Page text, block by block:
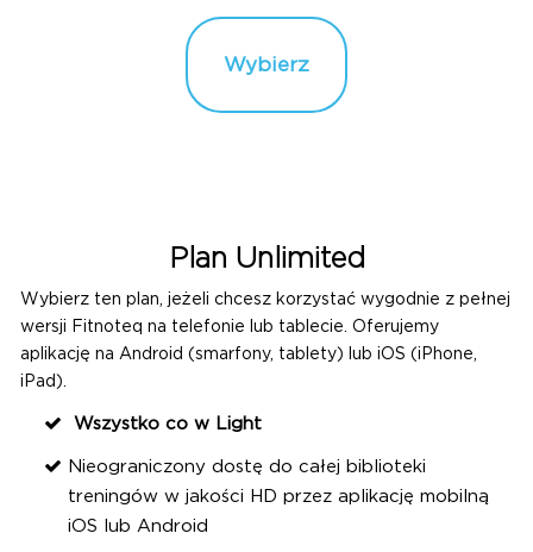
Wybierz
Plan Unlimited
Wybierz ten plan, jeżeli chcesz korzystać wygodnie z pełnej
wersji Fitnoteq na telefonie lub tablecie. Oferujemy
aplikację na Android (smarfony, tablety) lub iOS (iPhone,
iPad).
Wszystko co w Light
Nieograniczony dostę do całej biblioteki
treningów w jakości HD przez aplikację mobilną
iOS lub Android